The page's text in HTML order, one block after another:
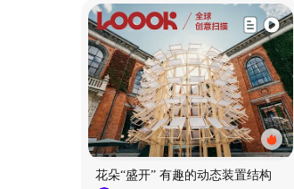
花朵“盛开” 有趣的动态装置结构